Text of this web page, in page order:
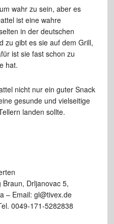
wahr zu sein, aber es
ist eine wahre
in der deutschen
zu gibt es sie auf dem Grill,
ist sie fast schon zu
hat.
nicht nur ein guter Snack
gesunde und vielseitige
landen sollte.
Drljanovac 5,
– Email: gl@tivex.de
0049-171-5282838